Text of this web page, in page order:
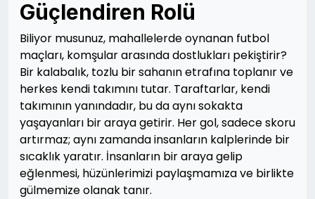
Güçlendiren Rolü
Biliyor musunuz, mahallelerde oynanan futbol
maçları, komşular arasında dostlukları pekiştirir?
Bir kalabalık, tozlu bir sahanın etrafına toplanır ve
herkes kendi takımını tutar. Taraftarlar, kendi
takımının yanındadır, bu da aynı sokakta
yaşayanları bir araya getirir. Her gol, sadece skoru
artırmaz; aynı zamanda insanların kalplerinde bir
sıcaklık yaratır. İnsanların bir araya gelip
eğlenmesi, hüzünlerimizi paylaşmamıza ve birlikte
gülmemize olanak tanır.